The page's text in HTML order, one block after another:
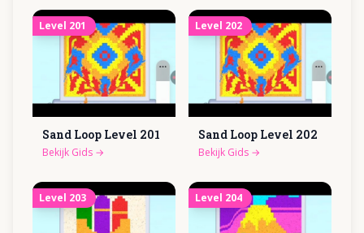
Level 201
Sand Loop Level 201
Bekijk Gids →
Level 202
Sand Loop Level 202
Bekijk Gids →
Level 203 Level 204